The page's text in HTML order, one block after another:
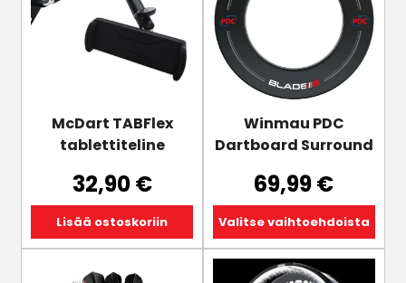
McDart TABFlex
tablettiteline
32,90€
Lisää ostoskoriin
Winmau PDC
Dartboard Surround
69,99€
Valitse vaihtoehdoista
useampi
muunnelma.
Voit
tehdä
valinnat
tuotteen
sivulla.